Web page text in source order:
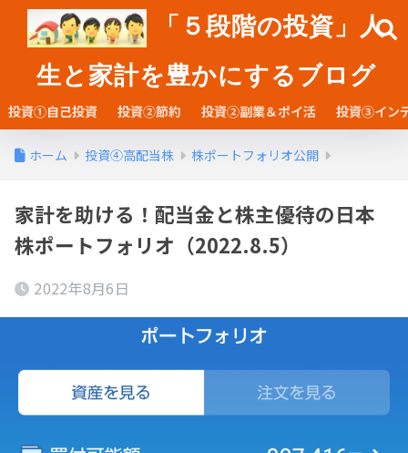
「５段階の投資」人
生と家計を豊かにするブログ
投資①自己投資 投資②節約 投資②副業＆ポイ活 投資③イン
ホーム 投資④高配当株 株ポートフォリオ公開
家計を助ける！配当金と株主優待の日本
株ポートフォリオ（2022.8.5）
2022年8月6日